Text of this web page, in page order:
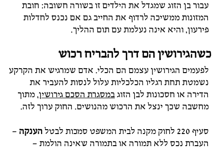
עבור בן הזוג שמגדל את הילדים זו בשורה חשובה: חובת
המזונות ממשיכה לרדוף את החייב גם אם נכנס לחדלות
פירעון, והיא אינה נעלמת עם תום ההליך.
כשהגירושין הם דרך להבריח רכוש
לפעמים הגירושין עצמם הם הכלי. אדם שמרגיש את הקרקע
נשמטת תחת רגליו הכלכליות עלול לנסות להעביר את
הדירה או חסכונות לבן הזוגבמסגרת הסכם גירושין, מתוך
מחשבה שכך ינצל את הרכוש מהנושים. החוק ערוך לזה.
סעיף 220 לחוק מקנה לבית המשפט סמכות לבטל הענקה –
העברת נכס ללא תמורה או בתמורה שאינה הולמת –